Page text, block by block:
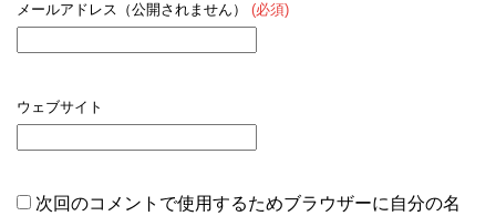
メールアドレス（公開されません） (必須)
ウェブサイト
次回のコメントで使用するためブラウザーに自分の名